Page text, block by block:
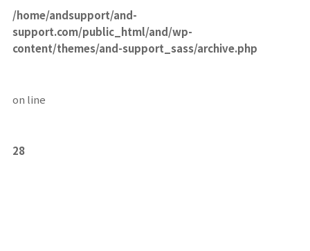
/home/andsupport/and-
support.com/public_html/and/wp-
content/themes/and-support_sass/archive.php
on line
28